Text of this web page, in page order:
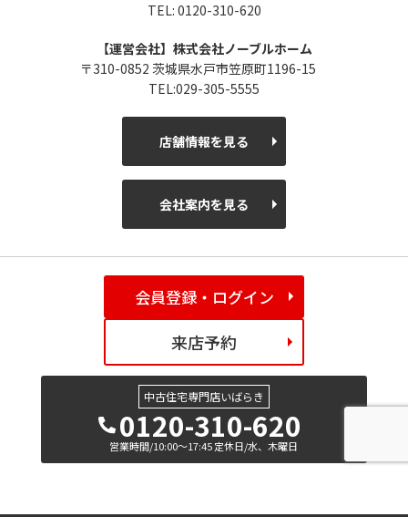
TEL: 0120-310-620
【運営会社】株式会社ノーブルホーム
〒310-0852 茨城県水戸市笠原町1196-15
TEL:029-305-5555
店舗情報を見る
会社案内を見る
会員登録・ログイン
来店予約
中古住宅専門店いばらき
0120-310-620
営業時間/10:00～17:45 定休日/水、木曜日